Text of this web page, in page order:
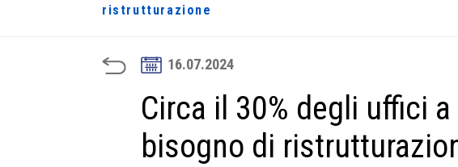
ristrutturazione
16.07.2024
Circa il 30% degli uffici a
bisogno di